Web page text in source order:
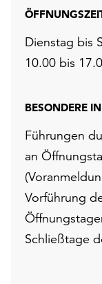
Dienstag bis
10.00 bis
BESONDERE
Führungen
an
Vorführung
Schließtage